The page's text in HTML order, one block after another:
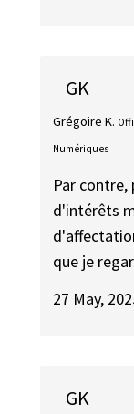
GK
Grégoire K.
Numériques
Par contre,
d'intérêts
que je
27 May,
GK